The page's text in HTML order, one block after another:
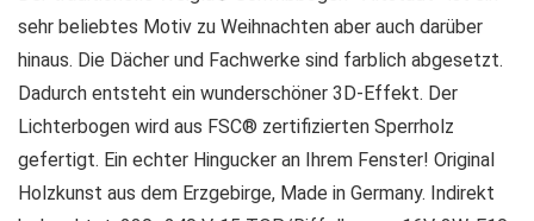
sehr beliebtes Motiv zu Weihnachten aber auch darüber
hinaus. Die Dächer und Fachwerke sind farblich abgesetzt.
Dadurch entsteht ein wunderschöner 3D-Effekt. Der
Lichterbogen wird aus FSC® zertifizierten Sperrholz
gefertigt. Ein echter Hingucker an Ihrem Fenster! Original
Holzkunst aus dem Erzgebirge, Made in Germany. Indirekt